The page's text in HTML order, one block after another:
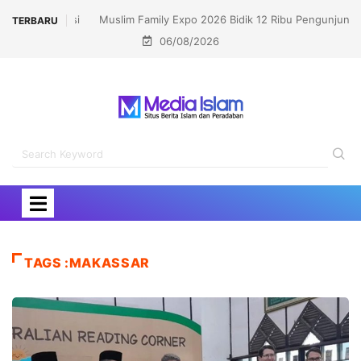
TERBARU
Muslim Family Expo 2026 Bidik 12 Ribu Pengunjung,
Hadirkan Bazar Halal hingga Kajian Nasional
06/08/2026
TAGS :MAKASSAR